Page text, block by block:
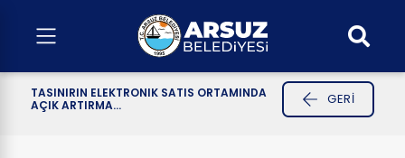
TASINIRIN ELEKTRONIK SATIS ORTAMINDA
AÇIK ARTIRMA...
GERI